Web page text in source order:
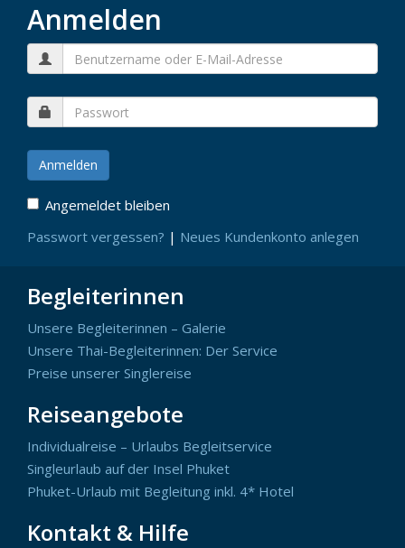
Anmelden
Angemeldet bleiben
Passwort vergessen? | Neues Kundenkonto anlegen
Begleiterinnen
Unsere Begleiterinnen – Galerie
Unsere Thai-Begleiterinnen: Der Service
Preise unserer Singlereise
Reiseangebote
Individualreise – Urlaubs Begleitservice
Singleurlaub auf der Insel Phuket
Phuket-Urlaub mit Begleitung inkl. 4* Hotel
Kontakt & Hilfe